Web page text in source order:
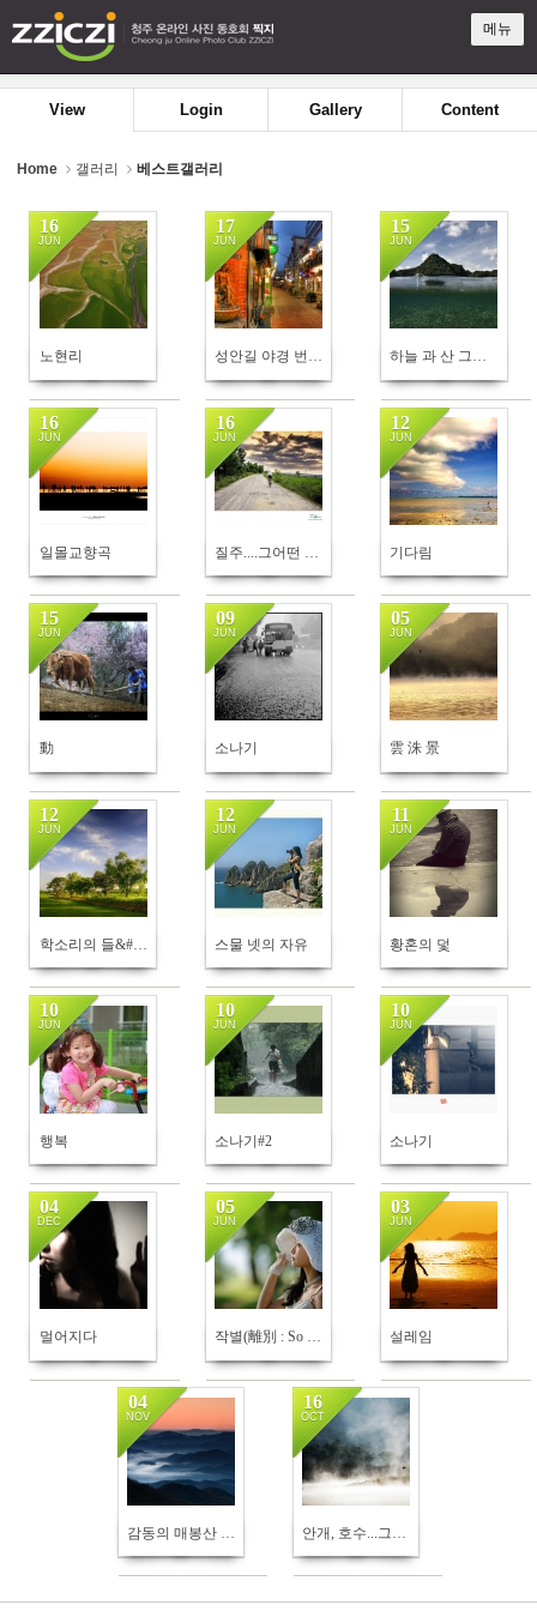
메뉴
View Login Gallery Content
Home 갤러리 베스트갤러리
노현리
16
JUN
398
성안길 야경 번개 사진
17
JUN
527
하늘 과 산 그리고 물
15
JUN
391
일몰교향곡
16
JUN
448
질주....그어떤 빛이있는곳으로
16
JUN
367
기다림
12
JUN
382
動
15
JUN
350
소나기
09
JUN
404
雲 洙 景
05
JUN
354
학소리의 들&#45378; 풍경
12
JUN
451
스물 넷의 자유
12
JUN
646
황혼의 덫
11
JUN
316
행복
10
JUN
314
소나기#2
10
JUN
650
소나기
10
JUN
427
멀어지다
04
DEC
작별(離別 : So Goodbye!!)
05
JUN
554
설레임
03
JUN
378
04
NOV
621
16
OCT
810